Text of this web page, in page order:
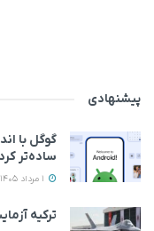
پیشنهادی
ساده‌تر کرد
ترکیه